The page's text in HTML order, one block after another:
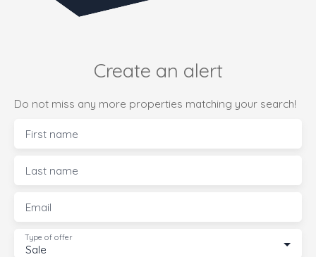
Create an alert
Do not miss any more properties matching your search!
First name
Last name
Email
Sale
Type of offer